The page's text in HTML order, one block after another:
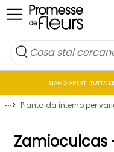
Salta al contenuto
SIAMO APERTI
⋯> Pianta da interno per
Zamioculcas